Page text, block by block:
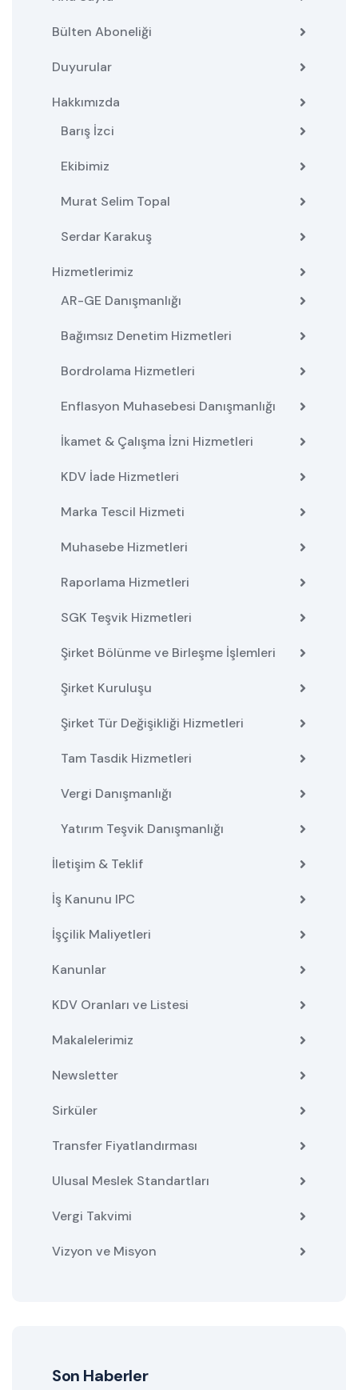
Bülten Aboneliği
Duyurular
Hakkımızda
Barış İzci
Ekibimiz
Murat Selim Topal
Serdar Karakuş
Hizmetlerimiz
AR-GE Danışmanlığı
Bağımsız Denetim Hizmetleri
Bordrolama Hizmetleri
Enflasyon Muhasebesi Danışmanlığı
İkamet & Çalışma İzni Hizmetleri
KDV İade Hizmetleri
Marka Tescil Hizmeti
Muhasebe Hizmetleri
Raporlama Hizmetleri
SGK Teşvik Hizmetleri
Şirket Bölünme ve Birleşme İşlemleri
Şirket Kuruluşu
Şirket Tür Değişikliği Hizmetleri
Tam Tasdik Hizmetleri
Vergi Danışmanlığı
Yatırım Teşvik Danışmanlığı
İletişim & Teklif
İş Kanunu IPC
İşçilik Maliyetleri
Kanunlar
KDV Oranları ve Listesi
Makalelerimiz
Newsletter
Sirküler
Transfer Fiyatlandırması
Ulusal Meslek Standartları
Vergi Takvimi
Vizyon ve Misyon
Son Haberler